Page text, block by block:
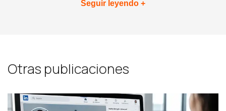
Seguir leyendo +
Otras publicaciones